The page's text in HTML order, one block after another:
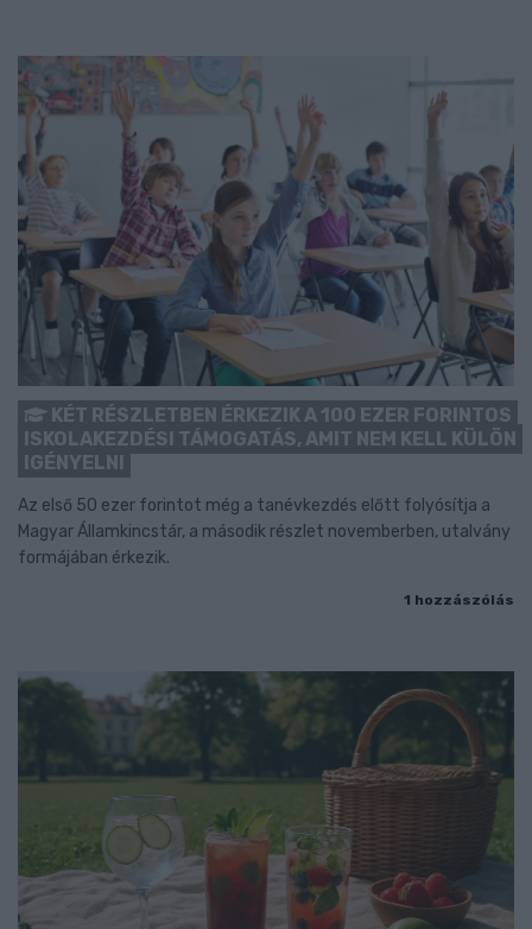
KÉT RÉSZLETBEN ÉRKEZIK A 100 EZER FORINTOS
ISKOLAKEZDÉSI TÁMOGATÁS, AMIT NEM KELL KÜLÖN
IGÉNYELNI
Az első 50 ezer forintot még a tanévkezdés előtt folyósítja a
Magyar Államkincstár, a második részlet novemberben, utalvány
formájában érkezik.
1 hozzászólás